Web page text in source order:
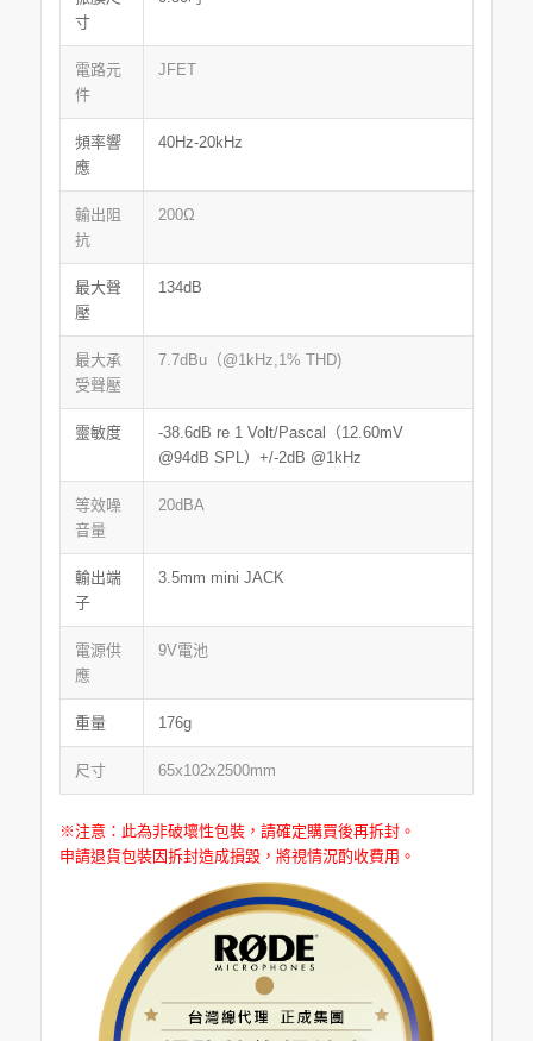
寸
電路元
件
JFET
頻率響
應
40Hz-20kHz
輸出阻
抗
200Ω
最大聲
壓
134dB
最大承
受聲壓
7.7dBu（@1kHz,1% THD)
靈敏度
-38.6dB re 1 Volt/Pascal（12.60mV
@94dB SPL）+/-2dB @1kHz
等效噪
音量
20dBA
輸出端
子
3.5mm mini JACK
電源供
應
9V電池
重量 176g
尺寸 65x102x2500mm
※注意：此為非破壞性包裝，請確定購買後再拆封。
申請退貨包裝因拆封造成損毀，將視情況酌收費用。